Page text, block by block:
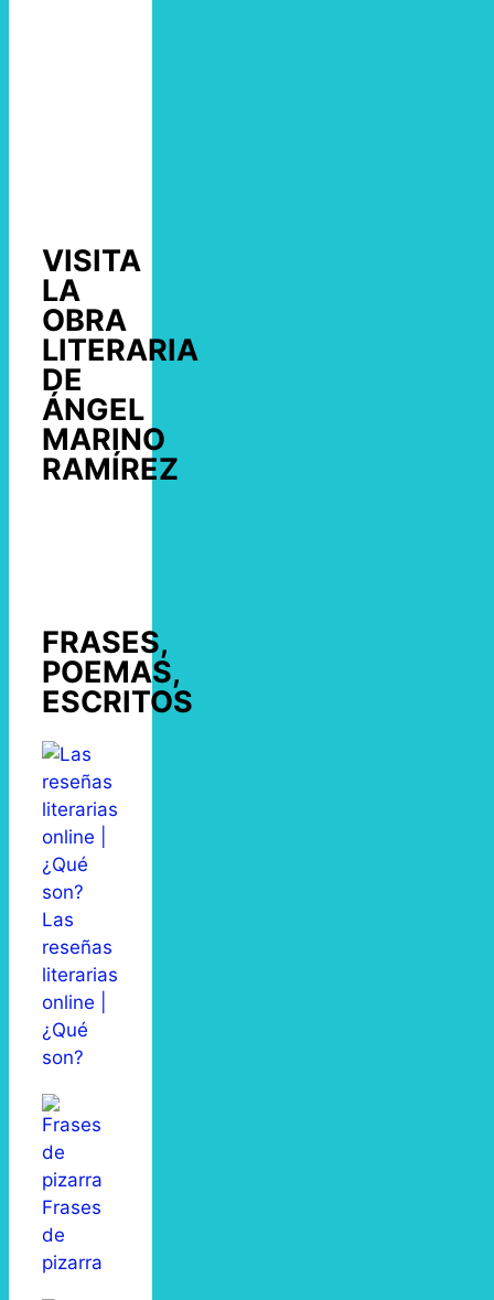
VISITA
LA
OBRA
LITERARIA
DE
ÁNGEL
MARINO
RAMÍREZ
FRASES,
POEMAS,
ESCRITOS
Las
reseñas
literarias
online |
¿Qué
son?
Frases
de
pizarra